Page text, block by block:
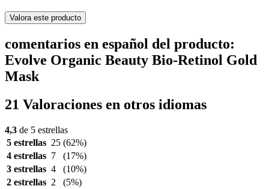
Valora este producto
comentarios en español del producto:
Evolve Organic Beauty Bio-Retinol Gold
Mask
21 Valoraciones en otros idiomas
4,3 de 5 estrellas
5 estrellas 25 (62%)
4 estrellas 7
(17%)
3 estrellas 4
(10%)
2 estrellas 2
(5%)